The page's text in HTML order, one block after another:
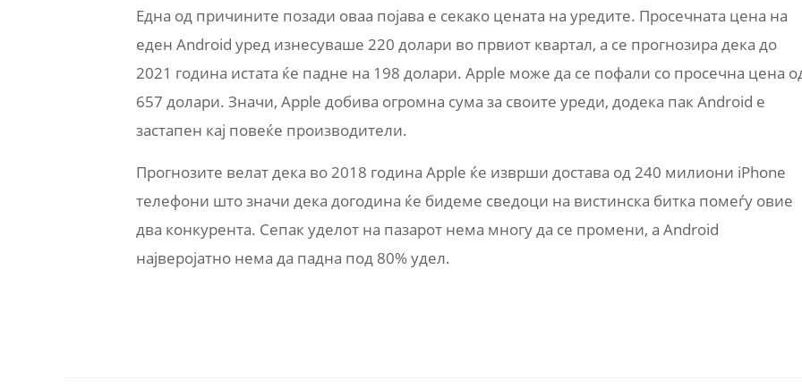
Една од причините позади оваа појава е секако цената на уредите. Просечната цена на
еден Android уред изнесуваше 220 долари во првиот квартал, а се прогнозира дека до
2021 година истата ќе падне на 198 долари. Apple може да се пофали со просечна цена
657 долари. Значи, Apple добива огромна сума за своите уреди, додека пак Android е
застапен кај повеќе производители.
Прогнозите велат дека во 2018 година Apple ќе изврши достава од 240 милиони iPhone
телефони што значи дека догодина ќе бидеме сведоци на вистинска битка помеѓу овие
два конкурента. Сепак уделот на пазарот нема многу да се промени, а Android
најверојатно нема да падна под 80% удел.